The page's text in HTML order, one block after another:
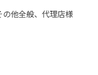
他全般、代理店様